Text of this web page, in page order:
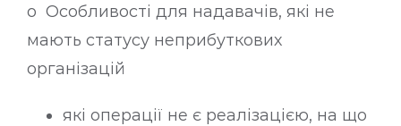
o Особливості для надавачів, які не
мають статусу неприбуткових
організацій
які операції не є реалізацією, на що